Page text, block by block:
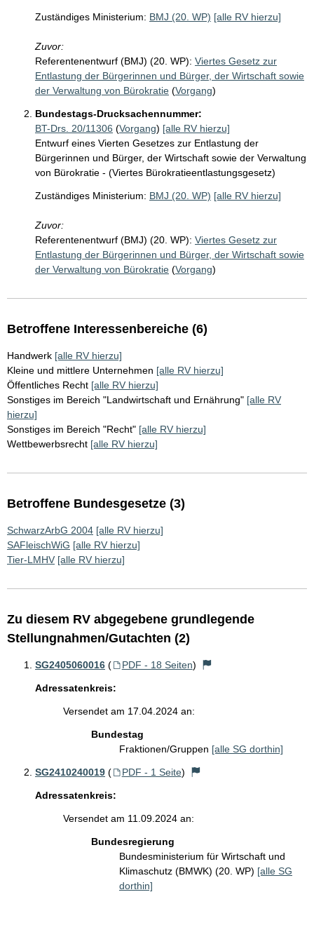
Zuständiges Ministerium: BMJ (20. WP) [alle RV hierzu]
Zuvor:
Referentenentwurf (BMJ) (20. WP): Viertes Gesetz zur
Entlastung der Bürgerinnen und Bürger, der Wirtschaft sowie
der Verwaltung von Bürokratie (Vorgang)
Bundestags-Drucksachennummer:
BT-Drs. 20/11306 (Vorgang) [alle RV hierzu]
Entwurf eines Vierten Gesetzes zur Entlastung der
Bürgerinnen und Bürger, der Wirtschaft sowie der Verwaltung
von Bürokratie - (Viertes Bürokratieentlastungsgesetz)
Zuständiges Ministerium: BMJ (20. WP) [alle RV hierzu]
Zuvor:
Referentenentwurf (BMJ) (20. WP): Viertes Gesetz zur
Entlastung der Bürgerinnen und Bürger, der Wirtschaft sowie
der Verwaltung von Bürokratie (Vorgang)
Betroffene Interessenbereiche (6)
Handwerk [alle RV hierzu]
Kleine und mittlere Unternehmen [alle RV hierzu]
Öffentliches Recht [alle RV hierzu]
Sonstiges im Bereich "Landwirtschaft und Ernährung" [alle RV
hierzu]
Sonstiges im Bereich "Recht" [alle RV hierzu]
Wettbewerbsrecht [alle RV hierzu]
Betroffene Bundesgesetze (3)
SchwarzArbG 2004 [alle RV hierzu]
SAFleischWiG [alle RV hierzu]
Tier-LMHV [alle RV hierzu]
Zu diesem RV abgegebene grundlegende
Stellungnahmen/Gutachten (2)
SG2405060016 ( PDF - 18 Seiten)
Adressatenkreis:
Versendet am 17.04.2024 an:
Bundestag
Fraktionen/Gruppen [alle SG dorthin]
SG2410240019 ( PDF - 1 Seite)
Adressatenkreis:
Versendet am 11.09.2024 an:
Bundesregierung
Bundesministerium für Wirtschaft und
Klimaschutz (BMWK) (20. WP) [alle SG
dorthin]